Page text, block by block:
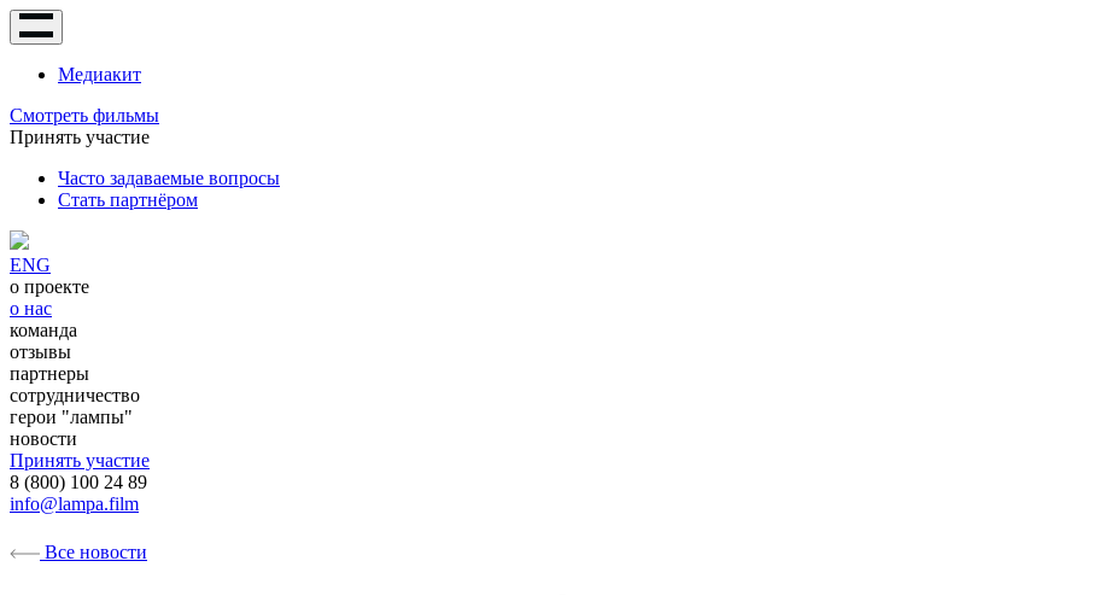
Медиакит
Смотреть фильмы
Принять участие
Часто задаваемые вопросы
Стать партнёром
ENG
о проекте
о нас
команда
отзывы
партнеры
сотрудничество
герои "лампы"
новости
Принять участие
8 (800) 100 24 89
info@lampa.film
Все новости